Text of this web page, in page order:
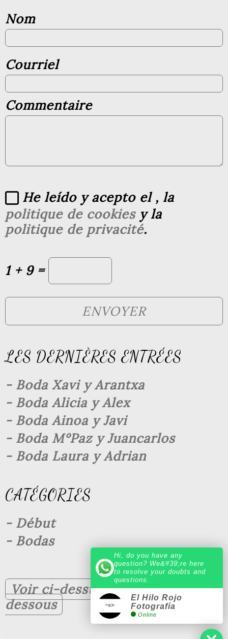
Nom
Courriel
Commentaire
He leído y acepto el , la
politique de cookiesy la
politique de privacité.
1 + 9 =
LES DERNIÈRES ENTRÉES
- Boda Xavi y Arantxa
- Boda Alicia y Alex
- Boda Ainoa y Javi
- Boda MºPaz y Juancarlos
- Boda Laura y Adrian
CATÉGORIES
- Début
- Bodas
Voir ci-dessus
Voir ci-
dessous
Hi, do you have any
question? We&#39;re here
to resolve your doubts and
questions.
El Hilo Rojo
Fotografía
Online